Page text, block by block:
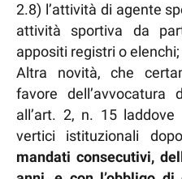
2.8) l’attività di agente
attività sportiva da
appositi registri o elenchi;
Altra novità, che
favore
all’art. 2, n. 15 laddove
vertici istituzionali
mandati consecutivi,